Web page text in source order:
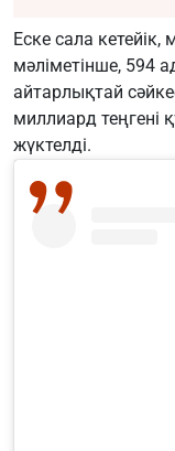
Еске сала кетейік,
мәліметінше, 594
айтарлықтай
миллиард теңгені
жүктелді.